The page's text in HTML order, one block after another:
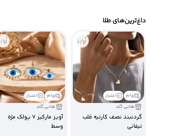
داغ‌ترین‌های طلا
وام
اعتبار
هانی گلد
گردنبند نصف کارتیه قلب
تیفانی
وام
اعتبار
هانی گلد
آویز مارکیز 7 پولک مژه
وسط